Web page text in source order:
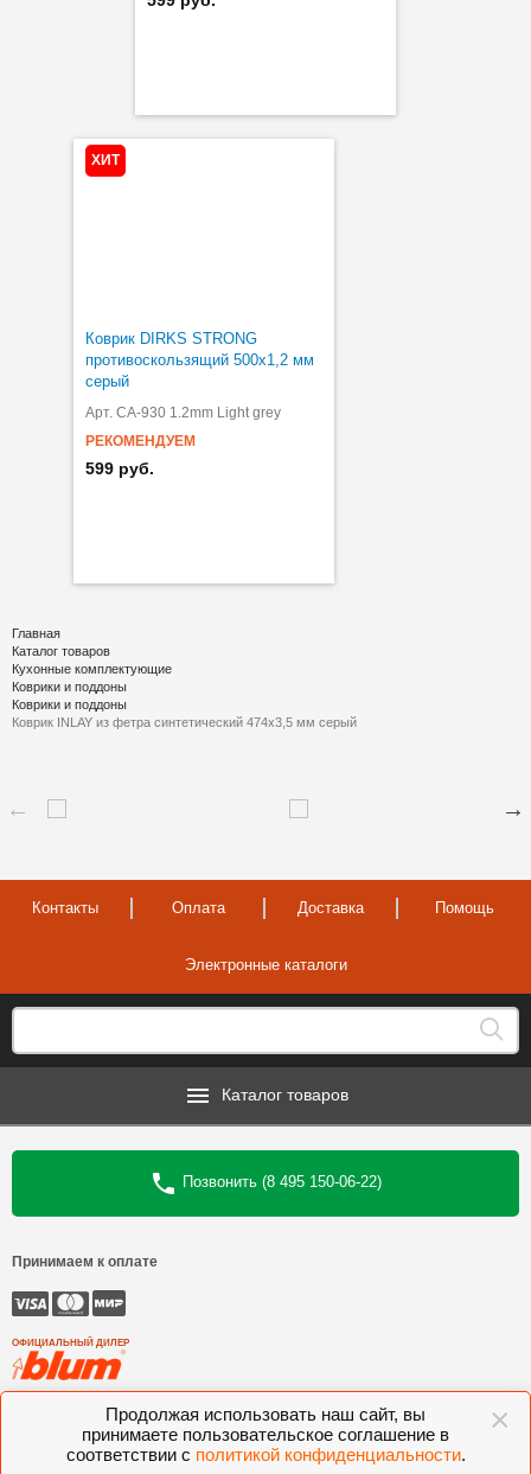
×
Продолжая использовать наш сайт, вы
принимаете пользовательское соглашение в
соответствии с политикой конфиденциальности.
ХИТ
Коврик DIRKS STRONG
противоскользящий 500х1,2 мм
серый
Арт. CA-930 1.2mm Light grey
РЕКОМЕНДУЕМ
599 руб.
Главная
Каталог товаров
Кухонные комплектующие
Коврики и поддоны
Коврики и поддоны
Коврик INLAY из фетра синтетический 474х3,5 мм серый
Контакты Оплата Доставка Помощь
Электронные каталоги
Каталог товаров
Позвонить (8 495 150-06-22)
Принимаем к оплате
ОФИЦИАЛЬНЫЙ ДИЛЕР
Интеркомплект, 2006—2026
Комлектующие для мебели BLUM, FGV, VIBO, KESSEBOHMER, VOLPATO,